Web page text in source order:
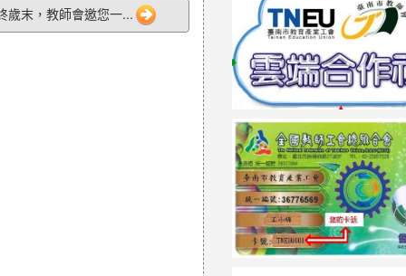
歲末，教師會邀您一...